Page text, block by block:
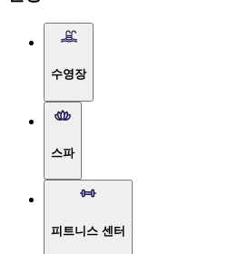
수영장
스파
피트니스 센터